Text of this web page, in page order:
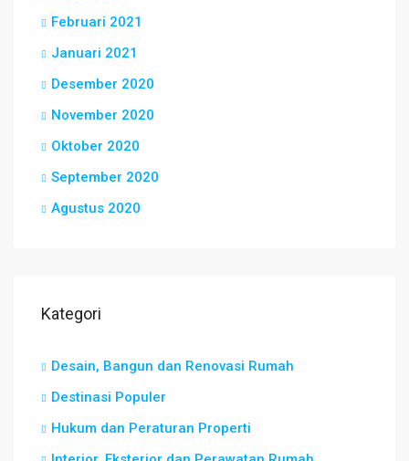
Februari 2021
Januari 2021
Desember 2020
November 2020
Oktober 2020
September 2020
Agustus 2020
Kategori
Desain, Bangun dan Renovasi Rumah
Destinasi Populer
Hukum dan Peraturan Properti